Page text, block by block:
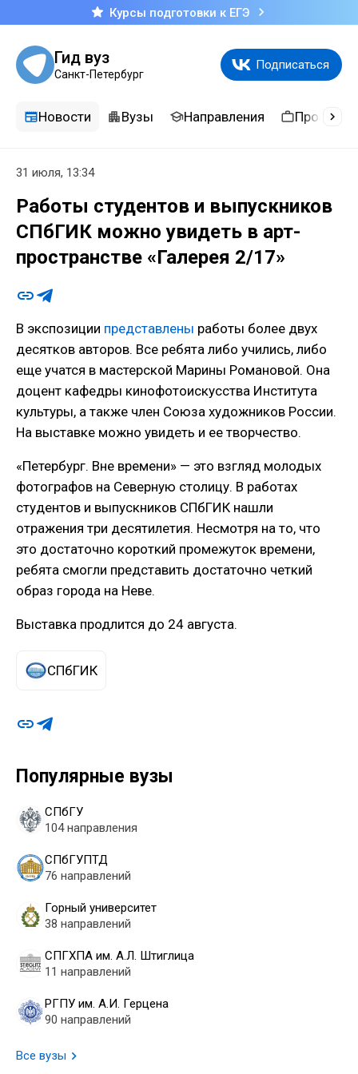
Курсы подготовки к ЕГЭ
Гид вуз
Санкт-Петербург
Подписаться
Новости Вузы Направления
Популярные вузы
СПбГУ
104 направления
СПбГУПТД
76 направлений
Горный университет
38 направлений
СПГХПА им. А.Л. Штиглица
11 направлений
РГПУ им. А.И. Герцена
90 направлений
Все вузы
31 июля, 13:34
Работы студентов и выпускников
СПбГИК можно увидеть в арт-
пространстве «Галерея 2/17»
В экспозиции представлены работы более двух
десятков авторов. Все ребята либо учились, либо
еще учатся в мастерской Марины Романовой. Она
доцент кафедры кинофотоискусства Института
культуры, а также член Союза художников России.
На выставке можно увидеть и ее творчество.
«Петербург. Вне времени» — это взгляд молодых
фотографов на Северную столицу. В работах
студентов и выпускников СПбГИК нашли
отражения три десятилетия. Несмотря на то, что
это достаточно короткий промежуток времени,
ребята смогли представить достаточно четкий
образ города на Неве.
Выставка продлится до 24 августа.
СПбГИК